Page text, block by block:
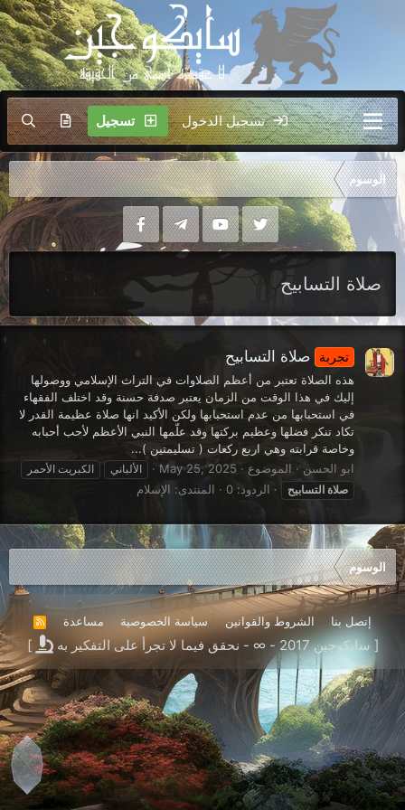
تسجيل الدخول تسجيل
الوسوم
صلاة التسابيح
تجربة صلاة التسابيح
هذه الصلاة تعتبر من أعظم الصلاوات في التراث الإسلامي ووصولها
إليك في هذا الوقت من الزمان يعتبر صدفة حسنة وقد اختلف الفقهاء
في استحبابها من عدم استحبابها ولكن الأكيد انها صلاة عظيمة القدر لا
تكاد تنكر فضلها وعظيم بركتها وقد علّمها النبي الأعظم لأحب أحبابه
وخاصة قرابته وهي اربع ركعات ( تسليمتين )...
ابو الحسن
الموضوع May 25, 2025 الألباني
الكبريت الأحمر
صلاة التسابيح الردود: 0 المنتدى: الإسلام
الوسوم
إتصل بنا الشروط والقوانين سياسة الخصوصية مساعدة
R
S
[ سايكوجين 2017 - ∞ - نحقق فيما لا تجرأ على التفكير به ]